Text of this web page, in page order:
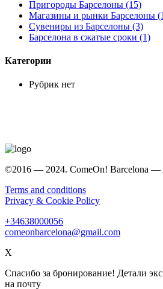
Пригороды Барселоны (15)
Магазины и рынки Барселоны
Сувениры из Барселоны (3)
Барселона в сжатые сроки (1)
Категории
Рубрик нет
©2016 — 2024. ComeOn! Barcelona —
Terms and conditions
Privacy & Cookie Policy
+34638000056
comeonbarcelona@gmail.com
X
Спасибо за бронирование! Детали
на почту